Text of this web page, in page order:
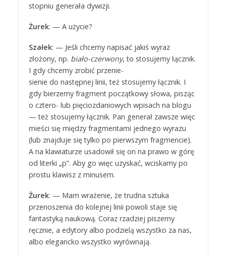
stopniu generała dywizji.
Żurek: — A użycie?
Szałek: — Jeśli chcemy napisać jakiś wyraz
złożony, np. biało-czerwony, to stosujemy łącznik.
I gdy chcemy zrobić przenie-
sienie do następnej linii, też stosujemy łącznik. I
gdy bierzemy fragment początkowy słowa, pisząc
o cztero- lub pięciozdaniowych wpisach na blogu
— też stosujemy łącznik. Pan generał zawsze więc
mieści się między fragmentami jednego wyrazu
(lub znajduje się tylko po pierwszym fragmencie).
A na klawiaturze usadowił się on na prawo w górę
od literki „p”. Aby go więc uzyskać, wciskamy po
prostu klawisz z minusem.
Żurek: — Mam wrażenie, że trudna sztuka
przenoszenia do kolejnej linii powoli staje się
fantastyką naukową. Coraz rzadziej piszemy
ręcznie, a edytory albo podzielą wszystko za nas,
albo elegancko wszystko wyrównają.